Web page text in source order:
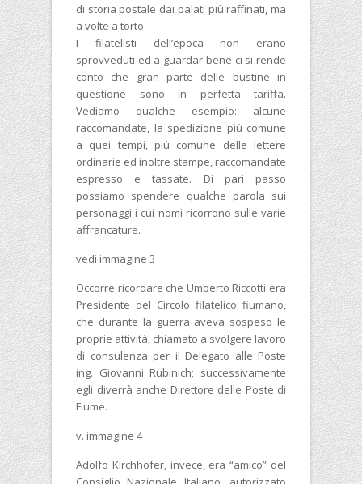
di storia postale dai palati più raffinati, ma
a volte a torto.
I filatelisti dell’epoca non erano
sprovveduti ed a guardar bene ci si rende
conto che gran parte delle bustine in
questione sono in perfetta tariffa.
Vediamo qualche esempio: alcune
raccomandate, la spedizione più comune
a quei tempi, più comune delle lettere
ordinarie ed inoltre stampe, raccomandate
espresso e tassate. Di pari passo
possiamo spendere qualche parola sui
personaggi i cui nomi ricorrono sulle varie
affrancature.
vedi immagine 3
Occorre ricordare che Umberto Riccotti era
Presidente del Circolo filatelico fiumano,
che durante la guerra aveva sospeso le
proprie attività, chiamato a svolgere lavoro
di consulenza per il Delegato alle Poste
ing. Giovanni Rubinich; successivamente
egli diverrà anche Direttore delle Poste di
Fiume.
v. immagine 4
Adolfo Kirchhofer, invece, era “amico” del